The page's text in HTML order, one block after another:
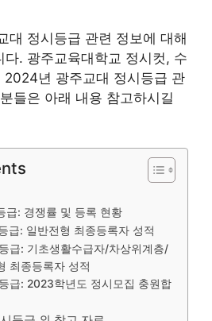
대 정시등급 관련 정보에 대해
다. 광주교육대학교 정시컷, 수
년 광주교대 정시등급 관
들은 아래 내용 참고하시길
급: 경쟁률 및 등록 현황
급: 일반전형 최종등록자 성적
급: 기초생활수급자/차상위계층/
최종등록자 성적
급: 2023학년도 정시모집 충원합